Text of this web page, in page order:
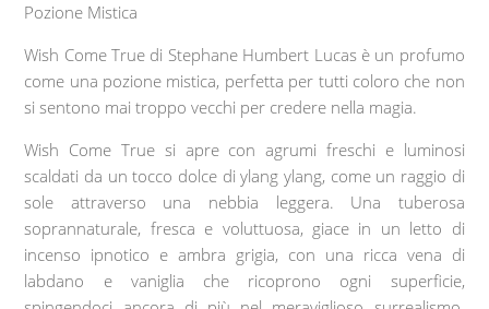
Pozione Mistica
Wish Come True di Stephane Humbert Lucas è un profumo
come una pozione mistica, perfetta per tutti coloro che non
si sentono mai troppo vecchi per credere nella magia.
Wish Come True si apre con agrumi freschi e luminosi
scaldati da un tocco dolce di ylang ylang, come un raggio di
sole attraverso una nebbia leggera. Una tuberosa
soprannaturale, fresca e voluttuosa, giace in un letto di
incenso ipnotico e ambra grigia, con una ricca vena di
labdano e vaniglia che ricoprono ogni superficie,